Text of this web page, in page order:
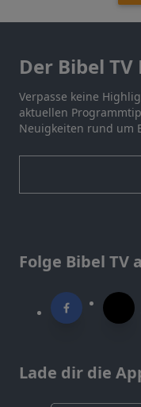
Der Bibel
Verpasse keine
aktuellen
Neuigkeiten rund um
Folge Bibel TV
Lade dir die